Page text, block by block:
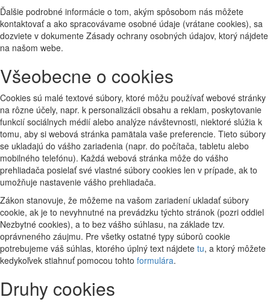
Ďalšie podrobné informácie o tom, akým spôsobom nás môžete
kontaktovať a ako spracovávame osobné údaje (vrátane cookies), sa
dozviete v dokumente Zásady ochrany osobných údajov, ktorý nájdete
na našom webe.
Všeobecne o cookies
Cookies sú malé textové súbory, ktoré môžu používať webové stránky
na rôzne účely, napr. k personalizácii obsahu a reklam, poskytovanie
funkcií sociálnych médií alebo analýze návštevnosti, niektoré slúžia k
tomu, aby si webová stránka pamätala vaše preferencie. Tieto súbory
se ukladajú do vášho zariadenia (napr. do počítača, tabletu alebo
mobilného telefónu). Každá webová stránka môže do vášho
prehliadača posielať své vlastné súbory cookies len v prípade, ak to
umožňuje nastavenie vášho prehliadača.
Zákon stanovuje, že môžeme na vašom zariadení ukladať súbory
cookie, ak je to nevyhnutné na prevádzku týchto stránok (pozri oddiel
Nezbytné cookies), a to bez vášho súhlasu, na základe tzv.
oprávneného záujmu. Pre všetky ostatné typy súborů cookie
potrebujeme váš súhlas, ktorého úplný text nájdete tu, a ktorý môžete
kedykoľvek stiahnuť pomocou tohto formulára.
Druhy cookies